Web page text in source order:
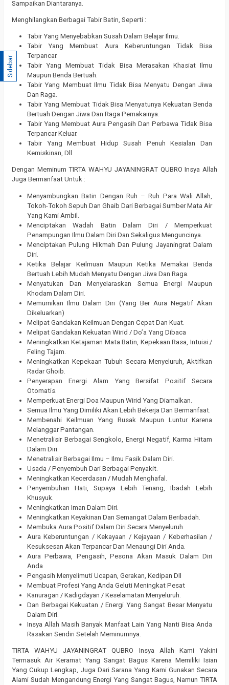
Sampaikan Diantaranya.
Menghilangkan Berbagai Tabir Batin, Seperti :
Tabir Yang Menyebabkan Susah Dalam Belajar Ilmu.
Tabir Yang Membuat Aura Keberuntungan Tidak Bisa
Terpancar.
Tabir Yang Membuat Tidak Bisa Merasakan Khasiat Ilmu
Maupun Benda Bertuah.
Tabir Yang Membuat Ilmu Tidak Bisa Menyatu Dengan Jiwa
Dan Raga.
Tabir Yang Membuat Tidak Bisa Menyatunya Kekuatan Benda
Bertuah Dengan Jiwa Dan Raga Pemakainya.
Tabir Yang Membuat Aura Pengasih Dan Perbawa Tidak Bisa
Terpancar Keluar.
Tabir Yang Membuat Hidup Susah Penuh Kesialan Dan
Kemiskinan, Dll
Dengan Meminum TIRTA WAHYU JAYANINGRAT QUBRO Insya Allah
Juga Bermanfaat Untuk :
Menyambungkan Batin Dengan Ruh – Ruh Para Wali Allah,
Tokoh-Tokoh Sepuh Dan Ghaib Dari Berbagai Sumber Mata Air
Yang Kami Ambil.
Menciptakan Wadah Batin Dalam Diri / Memperkuat
Penampungan Ilmu Dalam Diri Dan Sekaligus Menguncinya.
Menciptakan Pulung Hikmah Dan Pulung Jayaningrat Dalam
Diri.
Ketika Belajar Keilmuan Maupun Ketika Memakai Benda
Bertuah Lebih Mudah Menyatu Dengan Jiwa Dan Raga.
Menyatukan Dan Menyelaraskan Semua Energi Maupun
Khodam Dalam Diri.
Memurnikan Ilmu Dalam Diri (Yang Ber Aura Negatif Akan
Dikeluarkan)
Melipat Gandakan Keilmuan Dengan Cepat Dan Kuat.
Melipat Gandakan Kekuatan Wirid / Do’a Yang Dibaca
Meningkatkan Ketajaman Mata Batin, Kepekaan Rasa, Intuisi /
Feling Tajam.
Meningkatkan Kepekaan Tubuh Secara Menyeluruh, Aktifkan
Radar Ghoib.
Penyerapan Energi Alam Yang Bersifat Positif Secara
Otomatis.
Memperkuat Energi Doa Maupun Wirid Yang Diamalkan.
Semua Ilmu Yang Dimiliki Akan Lebih Bekerja Dan Bermanfaat.
Membenahi Keilmuan Yang Rusak Maupun Luntur Karena
Melanggar Pantangan.
Menetralisir Berbagai Sengkolo, Energi Negatif, Karma Hitam
Dalam Diri.
Menetralisir Berbagai Ilmu – Ilmu Fasik Dalam Diri.
Usada / Penyembuh Dari Berbagai Penyakit.
Meningkatkan Kecerdasan / Mudah Menghafal.
Penyembuhan Hati, Supaya Lebih Tenang, Ibadah Lebih
Khusyuk.
Meningkatkan Iman Dalam Diri.
Meningkatkan Keyakinan Dan Semangat Dalam Beribadah.
Membuka Aura Positif Dalam Diri Secara Menyeluruh.
Aura Keberuntungan / Kekayaan / Kejayaan / Keberhasilan /
Kesuksesan Akan Terpancar Dan Menaungi Diri Anda.
Aura Perbawa, Pengasih, Pesona Akan Masuk Dalam Diri
Anda
Pengasih Menyelimuti Ucapan, Gerakan, Kedipan Dll
Membuat Profesi Yang Anda Geluti Meningkat Pesat
Kanuragan / Kadigdayan / Keselamatan Menyeluruh.
Dan Berbagai Kekuatan / Energi Yang Sangat Besar Menyatu
Dalam Diri.
Insya Allah Masih Banyak Manfaat Lain Yang Nanti Bisa Anda
Rasakan Sendiri Setelah Meminumnya.
TIRTA WAHYU JAYANINGRAT QUBRO Insya Allah Kami Yakini
Termasuk Air Keramat Yang Sangat Bagus Karena Memiliki Isian
Yang Cukup Lengkap, Juga Dari Sarana Yang Kami Gunakan Secara
Alami Sudah Mengandung Energi Yang Sangat Bagus, Namun TIRTA
Sidebar